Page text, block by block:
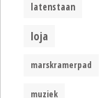
latenstaan
loja
marskramerpad
muziek